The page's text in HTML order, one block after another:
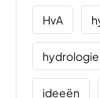
HvA
hydrologie
ideeën